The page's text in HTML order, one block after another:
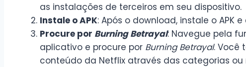
as instalações de terceiros em seu dispositivo.
Instale o APK: Após o download, instale o APK
Procure por Burning Betrayal: Navegue pela
aplicativo e procure por Burning Betrayal. Você
conteúdo da Netflix através das categorias